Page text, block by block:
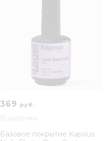
369 руб.
В наличии
Базовое покрытие Kapous